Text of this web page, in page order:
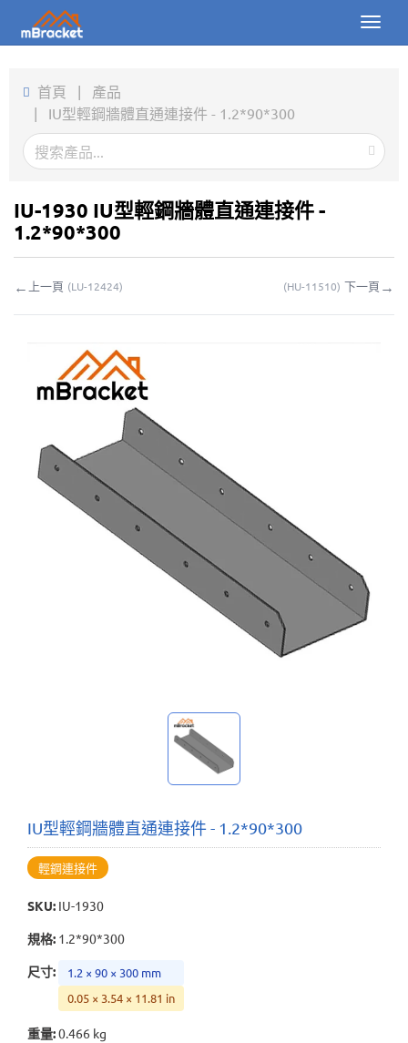
Toggle
產品
新聞
圖片
聯繫我們
線上詢價
🌐 Language
首頁 | 產品
| IU型輕鋼牆體直通連接件 - 1.2*90*300
IU-1930 IU型輕鋼牆體直通連接件 -
1.2*90*300
← 上一頁 (LU-12424) (HU-11510) 下一頁 →
IU型輕鋼牆體直通連接件 - 1.2*90*300
輕鋼連接件
SKU: IU-1930
規格: 1.2*90*300
尺寸:
1.2 × 90 × 300 mm
0.05 × 3.54 × 11.81 in
重量:0.466 kg